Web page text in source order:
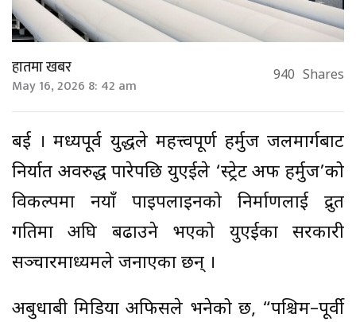
हातमा खबर
May 16, 2026 8: 42 am 940 Shares
दुबई । मध्यपूर्व युद्धले महत्त्वपूर्ण हर्मुज जलमार्गबाट
निर्यात अवरुद्ध पारेपछि युएईले ‘स्ट्रेट अफ हर्मुज’को
विकल्पमा नयाँ पाइपलाइनको निर्माणलाई द्रुत
गतिमा अघि बढाउने भएको युएईका सरकारी
सञ्चारमाध्यमले जनाएका छन् ।
अबुधाबी मिडिया अफिसले भनेको छ, “पश्चिम–पूर्वी